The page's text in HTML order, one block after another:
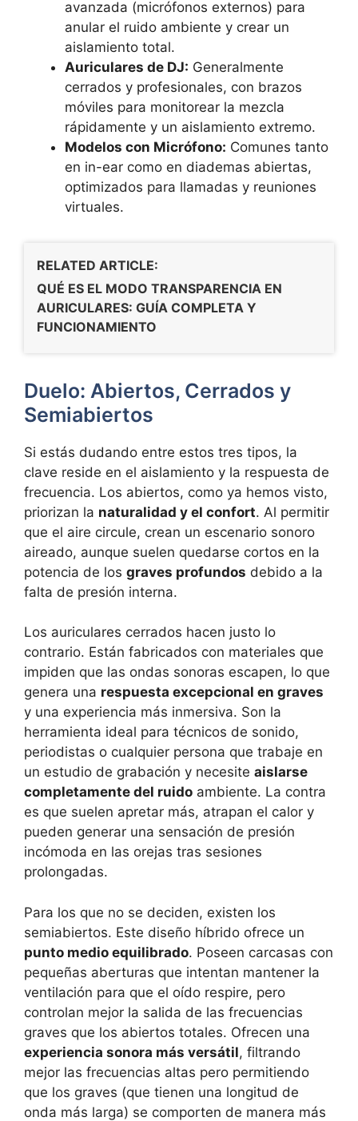
avanzada (micrófonos externos) para
anular el ruido ambiente y crear un
aislamiento total.
Auriculares de DJ: Generalmente
cerrados y profesionales, con brazos
móviles para monitorear la mezcla
rápidamente y un aislamiento extremo.
Modelos con Micrófono: Comunes tanto
en in-ear como en diademas abiertas,
optimizados para llamadas y reuniones
virtuales.
RELATED ARTICLE:
QUÉ ES EL MODO TRANSPARENCIA EN
AURICULARES: GUÍA COMPLETA Y
FUNCIONAMIENTO
Duelo: Abiertos, Cerrados y
Semiabiertos
Si estás dudando entre estos tres tipos, la
clave reside en el aislamiento y la respuesta de
frecuencia. Los abiertos, como ya hemos visto,
priorizan la naturalidad y el confort. Al permitir
que el aire circule, crean un escenario sonoro
aireado, aunque suelen quedarse cortos en la
potencia de los graves profundos debido a la
falta de presión interna.
Los auriculares cerrados hacen justo lo
contrario. Están fabricados con materiales que
impiden que las ondas sonoras escapen, lo que
genera una respuesta excepcional en graves
y una experiencia más inmersiva. Son la
herramienta ideal para técnicos de sonido,
periodistas o cualquier persona que trabaje en
un estudio de grabación y necesite aislarse
completamente del ruido ambiente. La contra
es que suelen apretar más, atrapan el calor y
pueden generar una sensación de presión
incómoda en las orejas tras sesiones
prolongadas.
Para los que no se deciden, existen los
semiabiertos. Este diseño híbrido ofrece un
punto medio equilibrado. Poseen carcasas con
pequeñas aberturas que intentan mantener la
ventilación para que el oído respire, pero
controlan mejor la salida de las frecuencias
graves que los abiertos totales. Ofrecen una
experiencia sonora más versátil, filtrando
mejor las frecuencias altas pero permitiendo
que los graves (que tienen una longitud de
onda más larga) se comporten de manera más